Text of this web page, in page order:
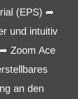
(EPS) ➦
und intuitiv
Zoom Ace
an den